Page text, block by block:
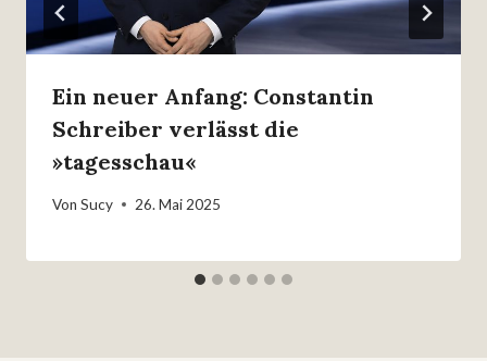
Ein neuer Anfang: Constantin
Schreiber verlässt die
»tagesschau«
Von Sucy 26. Mai 2025